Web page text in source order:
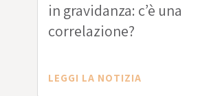
in gravidanza: c’è una
correlazione?
LEGGI LA NOTIZIA